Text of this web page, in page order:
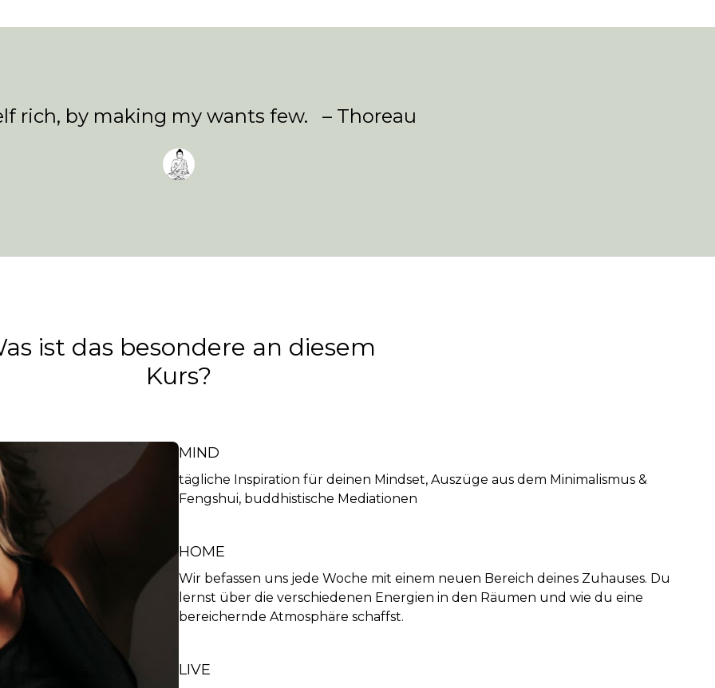
rich, by making my wants few. – Thoreau
ist das besondere an diesem
Kurs?
MIND
tägliche Inspiration für deinen Mindset, Auszüge aus dem Minimalismus &
Fengshui, buddhistische Mediationen
HOME
Wir befassen uns jede Woche mit einem neuen Bereich deines Zuhauses. Du
lernst über die verschiedenen Energien in den Räumen und wie du eine
bereichernde Atmosphäre schaffst.
LIVE